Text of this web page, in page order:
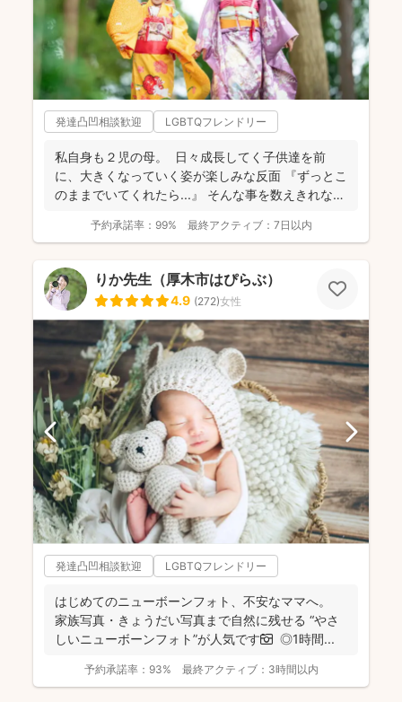
発達凸凹相談歓迎 LGBTQフレンドリー
私自身も２児の母。 日々成長してく子供達を前
に、大きくなっていく姿が楽しみな反面 『ずっとこ
のままでいてくれたら...』 そんな事を数えきれな
予約承諾率： 99% 最終アクティブ： 7日以内
りか先生（厚木市はぴらぶ）
4.9 (272)女性
発達凸凹相談歓迎 LGBTQフレンドリー
はじめてのニューボーンフォト、不安なママへ。
家族写真・きょうだい写真まで自然に残せる “やさ
しいニューボーンフォト”が人気です📷 ◎1時間...
予約承諾率： 93% 最終アクティブ： 3時間以内